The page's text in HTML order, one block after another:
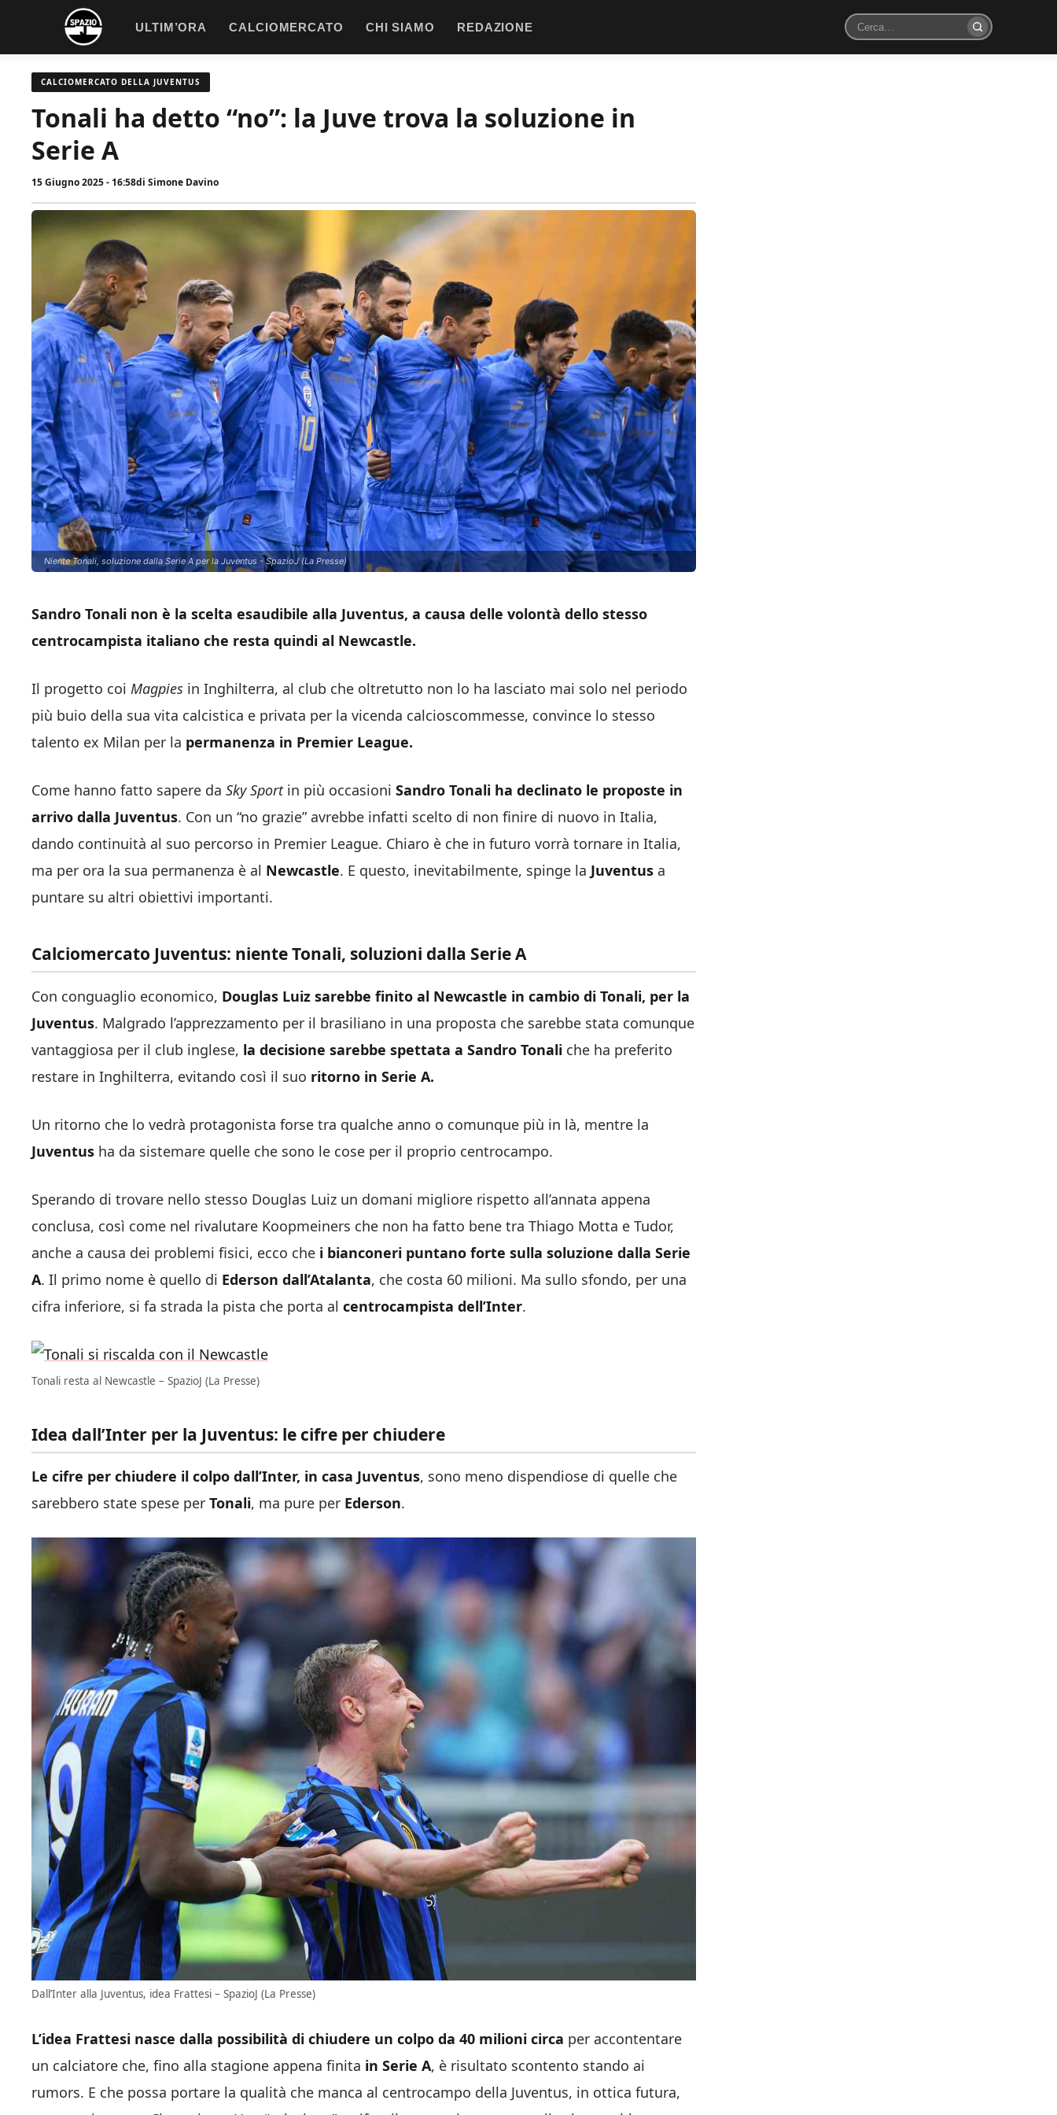
contenuto
ULTIM’ORA CALCIOMERCATO CHI SIAMO REDAZIONE
Cerca
CALCIOMERCATO DELLA JUVENTUS
Tonali ha detto “no”: la Juve trova la soluzione in
Serie A
15 Giugno 2025 - 16:58di Simone Davino
Niente Tonali, soluzione dalla Serie A per la Juventus - SpazioJ (La Presse)
Sandro Tonali non è la scelta esaudibile alla Juventus, a causa delle volontà dello stesso
centrocampista italiano che resta quindi al Newcastle.
Il progetto coi Magpies in Inghilterra, al club che oltretutto non lo ha lasciato mai solo nel periodo
più buio della sua vita calcistica e privata per la vicenda calcioscommesse, convince lo stesso
talento ex Milan per la permanenza in Premier League.
Come hanno fatto sapere da Sky Sportin più occasioni Sandro Tonali ha declinato le proposte in
arrivo dalla Juventus. Con un “no grazie” avrebbe infatti scelto di non finire di nuovo in Italia,
dando continuità al suo percorso in Premier League. Chiaro è che in futuro vorrà tornare in Italia,
ma per ora la sua permanenza è al Newcastle. E questo, inevitabilmente, spinge la Juventus a
puntare su altri obiettivi importanti.
Calciomercato Juventus: niente Tonali, soluzioni dalla Serie A
Con conguaglio economico, Douglas Luiz sarebbe finito al Newcastle in cambio di Tonali, per la
Juventus. Malgrado l’apprezzamento per il brasiliano in una proposta che sarebbe stata comunque
vantaggiosa per il club inglese, la decisione sarebbe spettata a Sandro Tonali che ha preferito
restare in Inghilterra, evitando così il suo ritorno in Serie A.
Un ritorno che lo vedrà protagonista forse tra qualche anno o comunque più in là, mentre la
Juventus ha da sistemare quelle che sono le cose per il proprio centrocampo.
Sperando di trovare nello stesso Douglas Luiz un domani migliore rispetto all’annata appena
conclusa, così come nel rivalutare Koopmeiners che non ha fatto bene tra Thiago Motta e Tudor,
anche a causa dei problemi fisici, ecco che i bianconeri puntano forte sulla soluzione dalla Serie
A. Il primo nome è quello di Ederson dall’Atalanta, che costa 60 milioni. Ma sullo sfondo, per una
cifra inferiore, si fa strada la pista che porta al centrocampista dell’Inter.
Tonali resta al Newcastle – SpazioJ (La Presse)
Idea dall’Inter per la Juventus: le cifre per chiudere
Le cifre per chiudere il colpo dall’Inter, in casa Juventus, sono meno dispendiose di quelle che
sarebbero state spese per Tonali, ma pure per Ederson.
Dall’Inter alla Juventus, idea Frattesi – SpazioJ (La Presse)
L’idea Frattesi nasce dalla possibilità di chiudere un colpo da 40 milioni circa per accontentare
un calciatore che, fino alla stagione appena finita in Serie A, è risultato scontento stando ai
rumors. E che possa portare la qualità che manca al centrocampo della Juventus, in ottica futura,